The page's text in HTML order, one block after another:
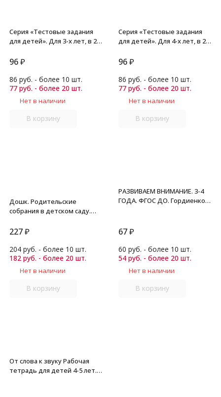
Серия «Тестовые задания
для детей». Для 3-х лет, в 2-х
моторика, память. Бурдина
96₽
86 руб. - более 10 шт.
77 руб. - более 20 шт.
Нет в наличии
В корзину
Серия «Тестовые задания
для детей». Для 4-х лет, в 2-х
моторика, память. Бурдина
96₽
86 руб. - более 10 шт.
77 руб. - более 20 шт.
Нет в наличии
В корзину
Дошк. Родительские
собрания в детском саду.
С.В.
227₽
204 руб. - более 10 шт.
182 руб. - более 20 шт.
Нет в наличии
В корзину
РАЗВИВАЕМ ВНИМАНИЕ. 3-4
ГОДА. ФГОС ДО. Гордиенко
67₽
60 руб. - более 10 шт.
54 руб. - более 20 шт.
Нет в наличии
В корзину
От слова к звуку Рабочая
тетрадь для детей 4-5 лет.